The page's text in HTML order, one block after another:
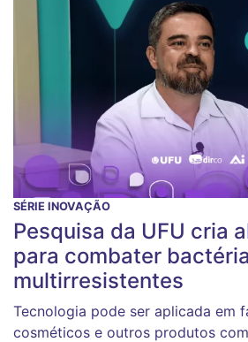
SÉRIE INOVAÇÃO
Pesquisa da UFU cria
para combater
multirresistentes
Tecnologia pode ser aplicada em
cosméticos e outros produtos